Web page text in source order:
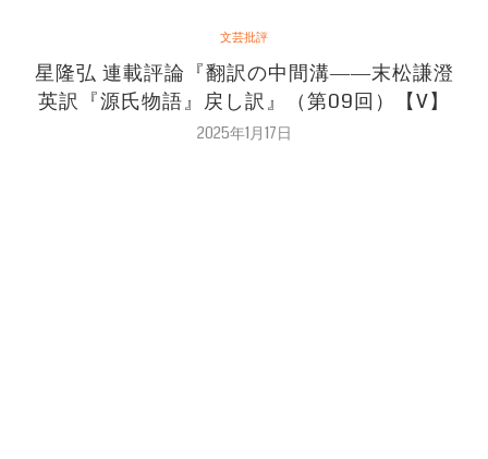
文芸批評
星隆弘 連載評論『翻訳の中間溝――末松謙澄
英訳『源氏物語』戻し訳』（第09回）【V】
2025年1月17日